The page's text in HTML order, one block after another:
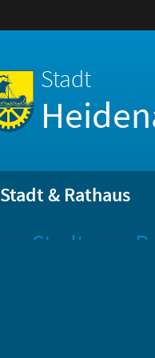
Stadt
Stadt & Rathaus
Stadt